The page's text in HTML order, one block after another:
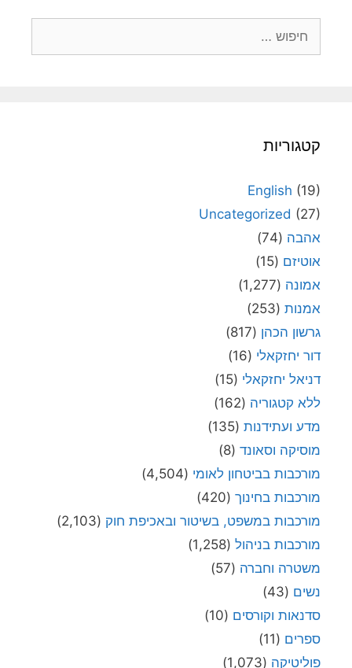
קטגוריות
English (19)
Uncategorized (27)
אהבה (74)
אוטיזם (15)
אמונה (1,277)
אמנות (253)
גרשון הכהן (817)
דור יחזקאלי (16)
דניאל יחזקאלי (15)
ללא קטגוריה (162)
מדע ועתידנות (135)
מוסיקה וסאונד (8)
מורכבות בביטחון לאומי (4,504)
מורכבות בחינוך (420)
מורכבות במשפט, בשיטור ובאכיפת חוק (2,103)
מורכבות בניהול (1,258)
משטרה וחברה (57)
נשים (43)
סדנאות וקורסים (10)
ספרים (11)
פוליטיקה (1,073)